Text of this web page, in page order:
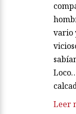
vario
Leer